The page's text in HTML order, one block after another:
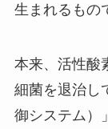
生まれるもの
本来、活性酸
細菌を退治し
御システム）